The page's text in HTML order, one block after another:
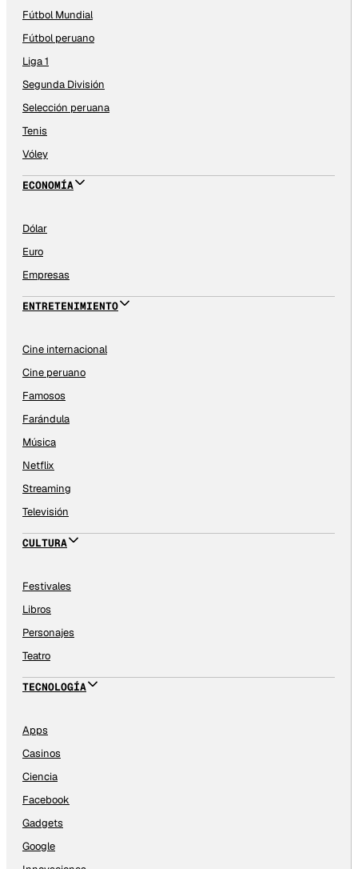
Fútbol Mundial
Fútbol peruano
Liga 1
Segunda División
Selección peruana
Tenis
Vóley
ECONOMÍA
Dólar
Euro
Empresas
ENTRETENIMIENTO
Cine internacional
Cine peruano
Famosos
Farándula
Música
Netflix
Streaming
Televisión
CULTURA
Festivales
Libros
Personajes
Teatro
TECNOLOGÍA
Apps
Casinos
Ciencia
Facebook
Gadgets
Google